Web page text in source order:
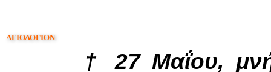
ΑΓΙΟΛΟΓΙΟΝ
† 27 Μαΐου,